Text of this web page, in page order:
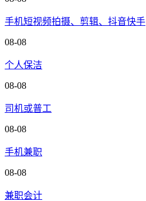
手机短视频拍摄、剪辑、抖音快手
08-08
个人保洁
08-08
司机或普工
08-08
手机兼职
08-08
兼职会计